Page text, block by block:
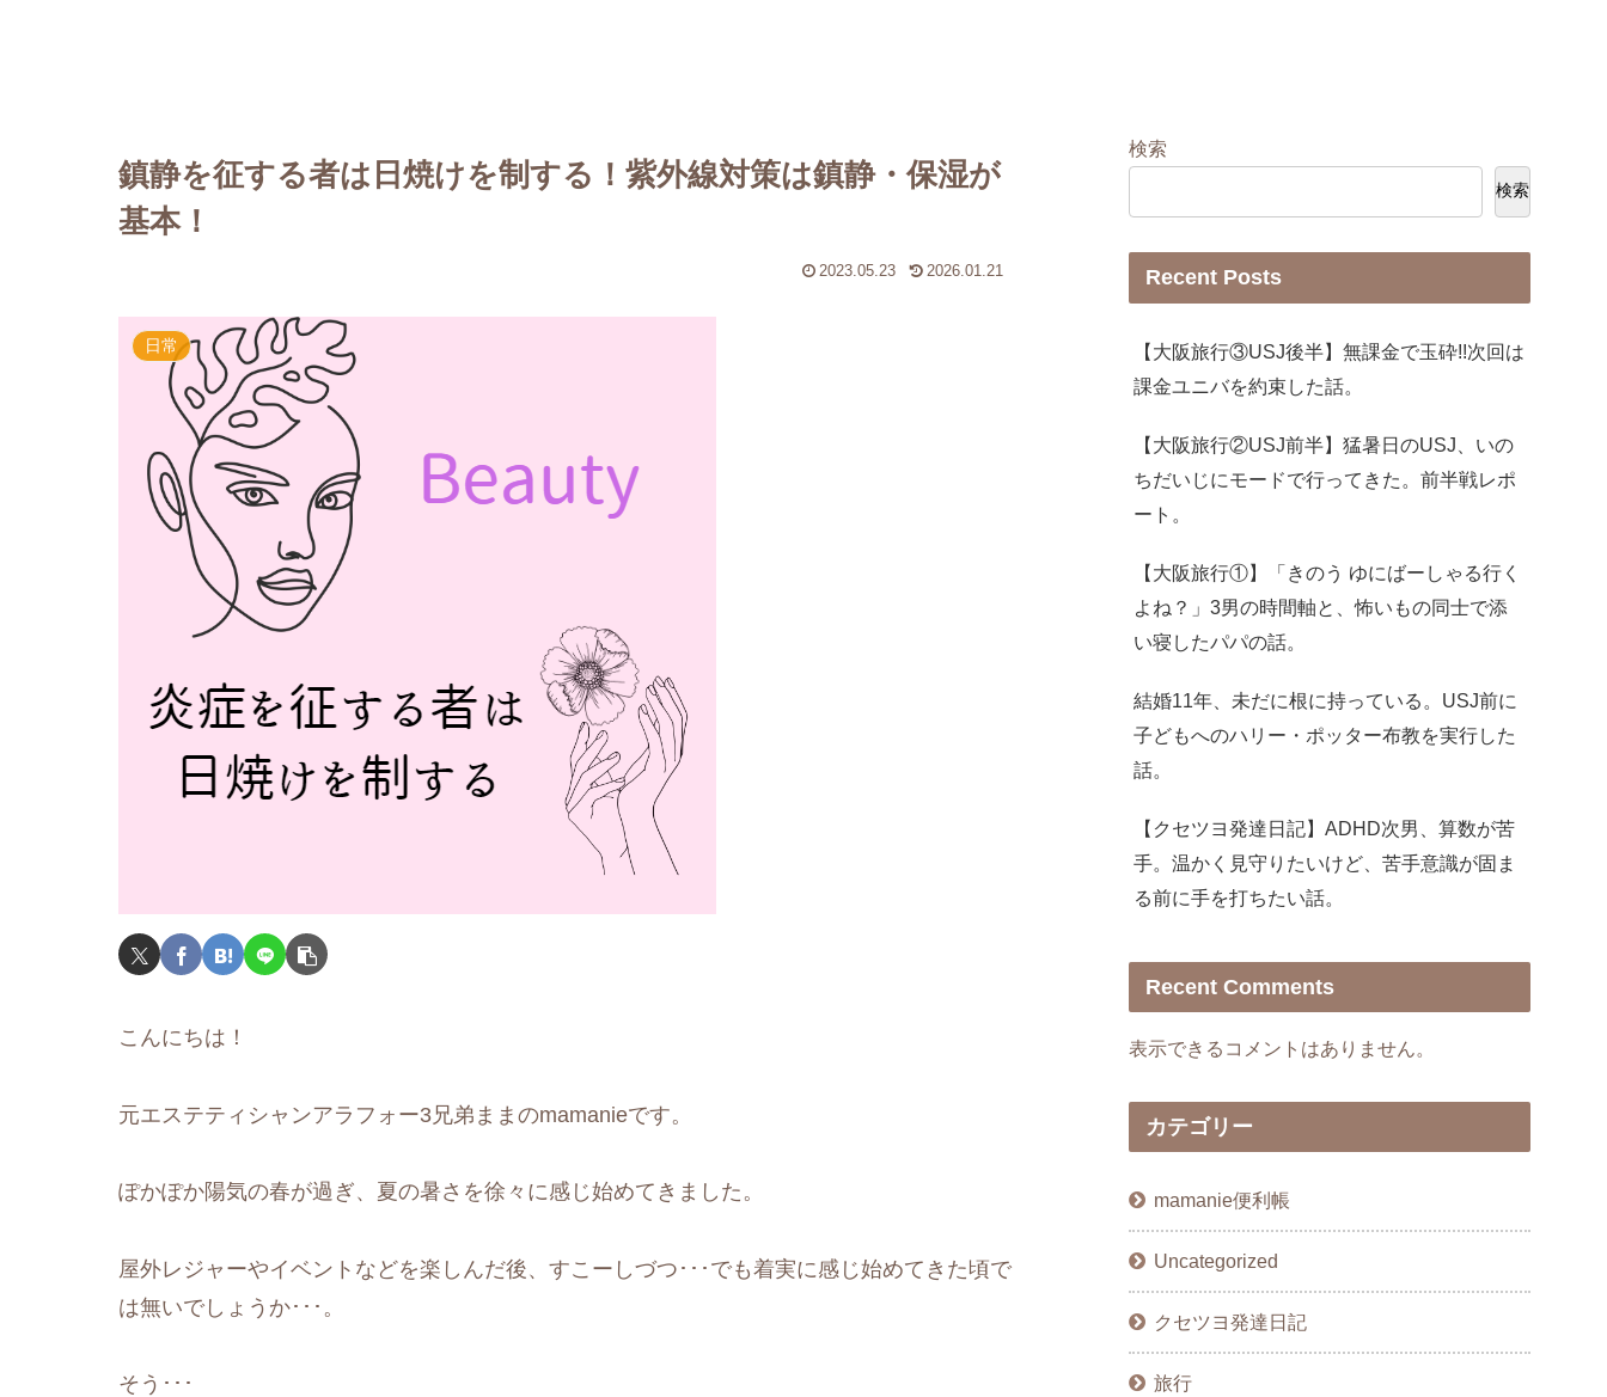
鎮静を征する者は日焼けを制する！紫外線対策は鎮静・保湿が
基本！
2023.05.23 2026.01.21
日常
こんにちは！
元エステティシャンアラフォー3兄弟ままのmamanieです。
ぽかぽか陽気の春が過ぎ、夏の暑さを徐々に感じ始めてきました。
屋外レジャーやイベントなどを楽しんだ後、すこーしづつ･･･でも着実に感じ始めてきた頃で
は無いでしょうか･･･。
そう･･･
検索
検索
Recent Posts
【大阪旅行③USJ後半】無課金で玉砕!!次回は
課金ユニバを約束した話。
【大阪旅行②USJ前半】猛暑日のUSJ、いの
ちだいじにモードで行ってきた。前半戦レポ
ート。
【大阪旅行①】「きのう ゆにばーしゃる行く
よね？」3男の時間軸と、怖いもの同士で添
い寝したパパの話。
結婚11年、未だに根に持っている。USJ前に
子どもへのハリー・ポッター布教を実行した
話。
【クセツヨ発達日記】ADHD次男、算数が苦
手。温かく見守りたいけど、苦手意識が固ま
る前に手を打ちたい話。
Recent Comments
表示できるコメントはありません。
カテゴリー
mamanie便利帳
Uncategorized
クセツヨ発達日記
旅行